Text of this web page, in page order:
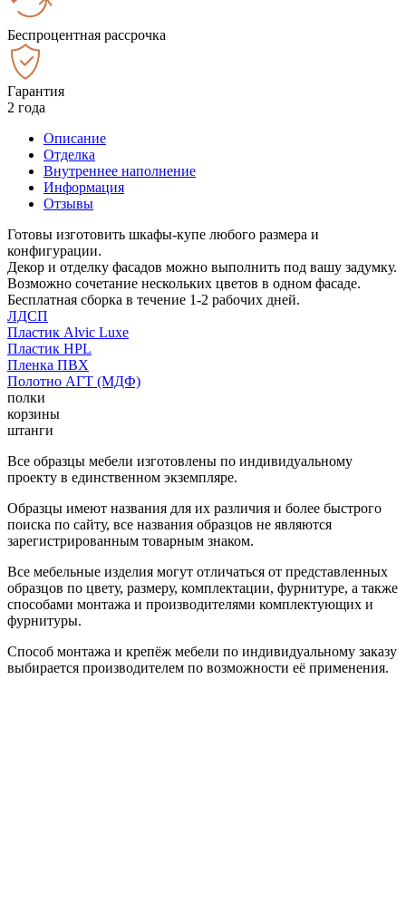
Беспроцентная рассрочка
Гарантия
2 года
Описание
Отделка
Внутреннее наполнение
Информация
Отзывы
Готовы изготовить шкафы-купе любого размера и
конфигурации.
Декор и отделку фасадов можно выполнить под вашу задумку.
Возможно сочетание нескольких цветов в одном фасаде.
Бесплатная сборка в течение 1-2 рабочих дней.
ЛДСП
Пластик Alvic Luxe
Пластик HPL
Пленка ПВХ
Полотно АГТ (МДФ)
полки
корзины
штанги
Все образцы мебели изготовлены по индивидуальному
проекту в единственном экземпляре.
Образцы имеют названия для их различия и более быстрого
поиска по сайту, все названия образцов не являются
зарегистрированным товарным знаком.
Все мебельные изделия могут отличаться от представленных
образцов по цвету, размеру, комплектации, фурнитуре, а также
способами монтажа и производителями комплектующих и
фурнитуры.
Способ монтажа и крепёж мебели по индивидуальному заказу
выбирается производителем по возможности её применения.